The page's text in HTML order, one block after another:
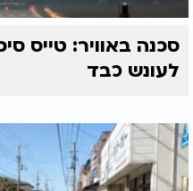
לעונש כבד